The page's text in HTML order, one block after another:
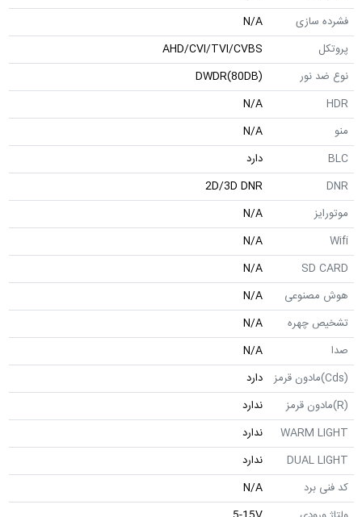
N/A
AHD/CVI/TVI/CVBS
DWDR(80DB)
2D/3D DNR
N/A
N/A
چهره
N/A
دارد
ندارد
WARM
ندارد
ندارد
N/A